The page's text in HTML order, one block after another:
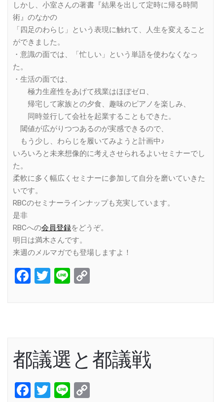
しかし、小室さんの著書『結果を出して定時に帰る時間
術』のなかの
「四足のわらじ」という表現に触れて、人生を変えること
ができました。
・意識の面では、「忙しい」という単語を使わなくなっ
た。
・生活の面では、
極力生産性をあげて残業はほぼゼロ、
帰宅して家族との夕食、趣味のピアノを楽しみ、
同時並行して会社を起業することもできた。
閾値が広がりつつあるのが実感できるので、
もう少し、わらじを履いてみようと計画中♪
いろいろと未来想像的に考えさせられるよいセミナーでし
た。
柔軟に多く幅広くセミナーに参加して自分を磨いていきた
いです。
RBCのセミナーラインナップも充実しています。
是非
RBCへの会員登録をどうぞ。
明日は満木さんです。
来週のメルマガでも登場しますよ！
Facebook
Twitter
Line
都議選と都議戦
Facebook
Twitter
Line